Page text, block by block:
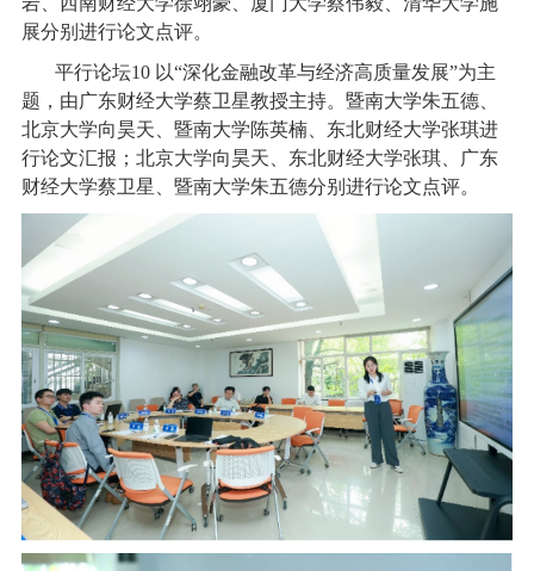
展分别进行论文点评。
平行论坛10 以“深化金融改革与经济高质量发展”为主
题，由广东财经大学蔡卫星教授主持。暨南大学朱五德、
北京大学向昊天、暨南大学陈英楠、东北财经大学张琪进
行论文汇报；北京大学向昊天、东北财经大学张琪、广东
财经大学蔡卫星、暨南大学朱五德分别进行论文点评。